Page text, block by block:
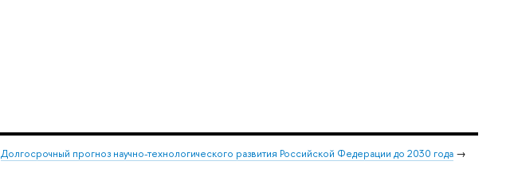
Долгосрочный прогноз научно-технологического развития Российской Федерации до 2030 года →